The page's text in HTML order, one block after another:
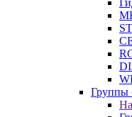
Группы